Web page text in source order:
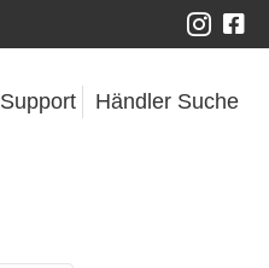
Support Händler Suche